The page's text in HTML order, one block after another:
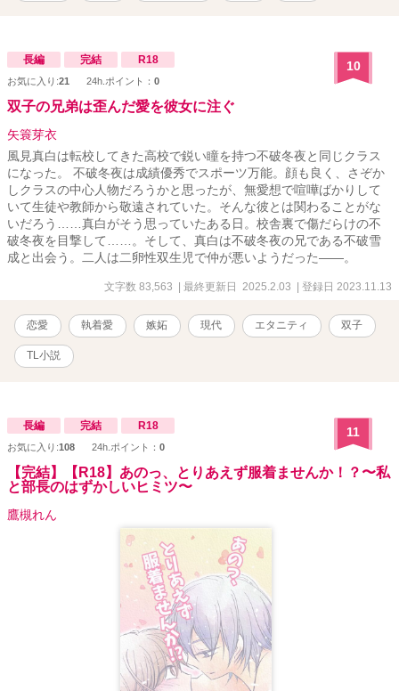
長編 完結 R18
お気に入り:21 24h.ポイント： 0
10
双子の兄弟は歪んだ愛を彼女に注ぐ
矢簑芽衣
風見真白は転校してきた高校で鋭い瞳を持つ不破冬夜と同じクラス
になった。 不破冬夜は成績優秀でスポーツ万能。顔も良く、さぞか
しクラスの中心人物だろうかと思ったが、無愛想で喧嘩ばかりして
いて生徒や教師から敬遠されていた。そんな彼とは関わることがな
いだろう……真白がそう思っていたある日。校舎裏で傷だらけの不
破冬夜を目撃して……。そして、真白は不破冬夜の兄である不破雪
成と出会う。二人は二卵性双生児で仲が悪いようだった――。
文字数 83,563 | 最終更新日 2025.2.03 | 登録日 2023.11.13
恋愛 執着愛 嫉妬 現代 エタニティ 双子
TL小説
長編 完結 R18
お気に入り:108 24h.ポイント： 0
11
【完結】【R18】あのっ、とりあえず服着ませんか！？〜私
と部長のはずかしいヒミツ〜
鷹槻れん